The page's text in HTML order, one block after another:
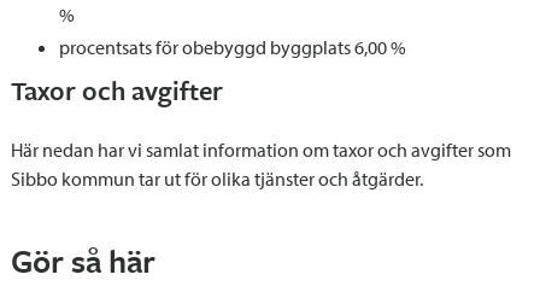
%
procentsats för obebyggd byggplats 6,00 %
Taxor och avgifter
Här nedan har vi samlat information om taxor och avgifter som
Sibbo kommun tar ut för olika tjänster och åtgärder.
Gör så här